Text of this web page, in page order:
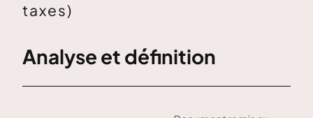
taxes)
Analyse et définition